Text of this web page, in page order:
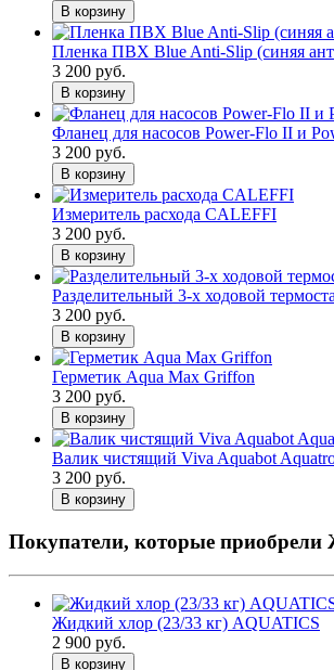
В корзину
Пленка ПВХ Blue Anti-Slip (синяя
3 200 руб.
В корзину
Фланец для насосов Power-Flo II и
3 200 руб.
В корзину
Измеритель расхода CALEFFI
3 200 руб.
В корзину
Разделительный 3-х ходовой
3 200 руб.
В корзину
Герметик Aqua Max Griffon
3 200 руб.
В корзину
Валик чистящий Viva Aquabot
3 200 руб.
В корзину
Покупатели, которые
Жидкий хлор (23/33 кг) AQUATICS
2 900 руб.
В корзину